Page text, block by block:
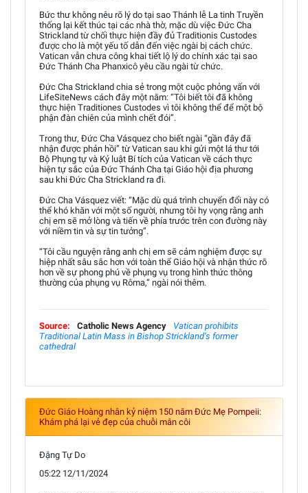
Bức thư không nêu rõ lý do tại sao Thánh lễ La tinh Truyền
thống lại kết thúc tại các nhà thờ, mặc dù việc Đức Cha
Strickland từ chối thực hiện đầy đủ Traditionis Custodes
được cho là một yếu tố dẫn đến việc ngài bị cách chức.
Vatican vẫn chưa công khai tiết lộ lý do chính xác tại sao
Đức Thánh Cha Phanxicô yêu cầu ngài từ chức.
Đức Cha Strickland chia sẻ trong một cuộc phỏng vấn với
LifeSiteNews cách đây một năm: “Tôi biết tôi đã không
thực hiện Traditiones Custodes vì tôi không thể để một bộ
phận đàn chiên của mình chết đói”.
Trong thư, Đức Cha Vásquez cho biết ngài “gần đây đã
nhận được phản hồi” từ Vatican sau khi gửi một lá thư tới
Bộ Phụng tự và Kỷ luật Bí tích của Vatican về cách thực
hiện tự sắc của Đức Thánh Cha tại Giáo hội địa phương
sau khi Đức Cha Strickland ra đi.
Đức Cha Vásquez viết: “Mặc dù quá trình chuyển đổi này có
thể khó khăn với một số người, nhưng tôi hy vọng rằng anh
chị em sẽ mở lòng và tiến về phía trước trên con đường này
với niềm tin và sự tin tưởng”.
“Tôi cầu nguyện rằng anh chị em sẽ cảm nghiệm được sự
hiệp nhất sâu sắc hơn với toàn thể Giáo hội và nhận thức rõ
hơn về sự phong phú về phụng vụ trong hình thức thông
thường của phụng vụ Rôma,” ngài nói thêm.
Source: Catholic News Agency
Vatican prohibits
Traditional Latin Mass in Bishop Strickland’s former
cathedral
Đức Giáo Hoàng nhân kỷ niệm 150 năm Đức Mẹ Pompeii:
Khám phá lại vẻ đẹp của chuỗi mân côi
Đặng Tự Do
05:22 12/11/2024